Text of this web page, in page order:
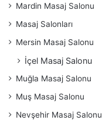
Mardin Masaj Salonu
Masaj Salonları
Mersin Masaj Salonu
İçel Masaj Salonu
Muğla Masaj Salonu
Muş Masaj Salonu
Nevşehir Masaj Salonu